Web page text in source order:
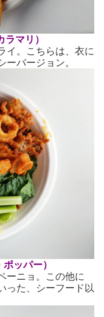
マリ）
イ。こちらは、衣に
バージョン。
ッパー）
ーニョ。この他に
った、シーフード以